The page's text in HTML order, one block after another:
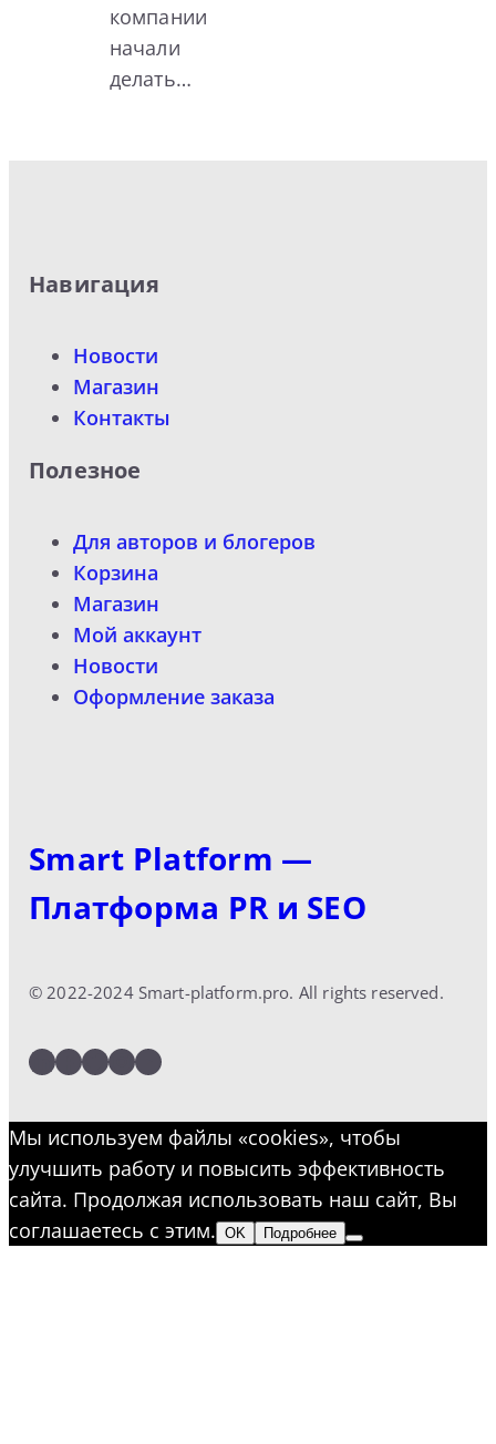
компании
начали
делать…
Навигация
Новости
Магазин
Контакты
Полезное
Для авторов и блогеров
Корзина
Магазин
Мой аккаунт
Новости
Оформление заказа
Smart Platform —
Платформа PR и SEO
© 2022-2024 Smart-platform.pro. All rights reserved.
LinkedIn
Facebook
Twitter
Instagram
YouTube
Мы используем файлы «cookies», чтобы
улучшить работу и повысить эффективность
сайта. Продолжая использовать наш сайт, Вы
соглашаетесь с этим. OK Подробнее